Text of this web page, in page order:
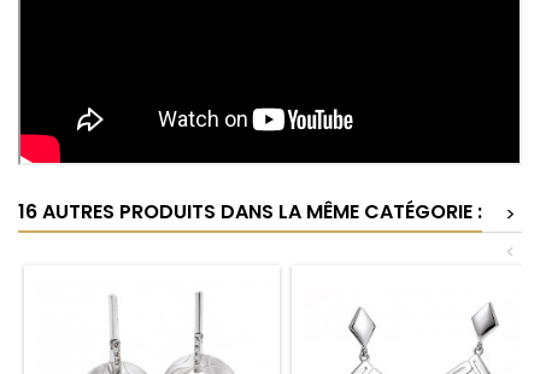
16 AUTRES PRODUITS DANS LA MÊME CATÉGORIE :
>
<